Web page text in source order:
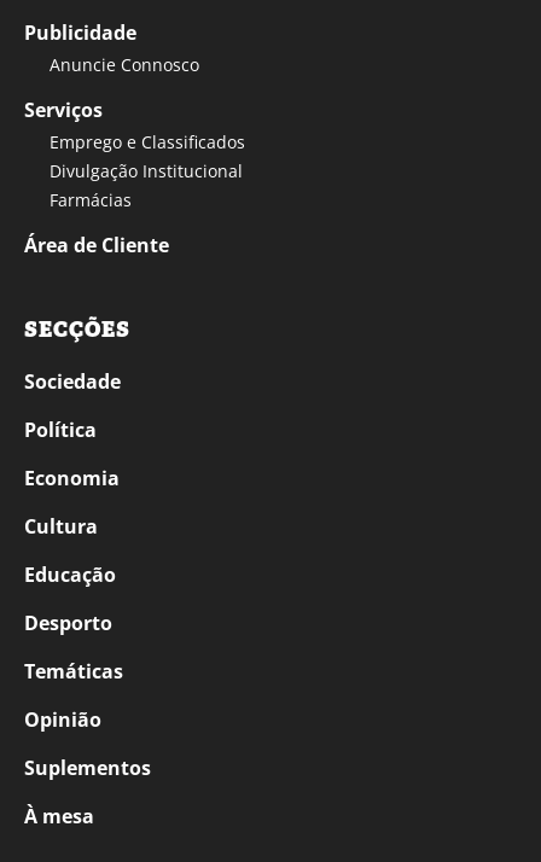
Publicidade
Anuncie Connosco
Serviços
Emprego e Classificados
Divulgação Institucional
Farmácias
Área de Cliente
SECÇÕES
Sociedade
Política
Economia
Cultura
Educação
Desporto
Temáticas
Opinião
Suplementos
À mesa